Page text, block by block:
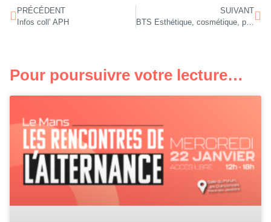
PRÉCÉDENT
Infos coll’ APH
SUIVANT
BTS Esthétique, cosmétique, parfumerie option management
Pour poursuivre votre lecture…